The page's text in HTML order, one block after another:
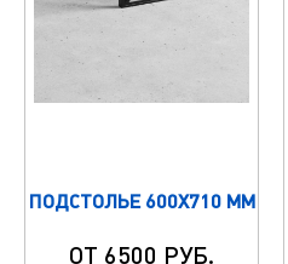
ПОДСТОЛЬЕ 600Х710 ММ
ОТ 6500 РУБ.